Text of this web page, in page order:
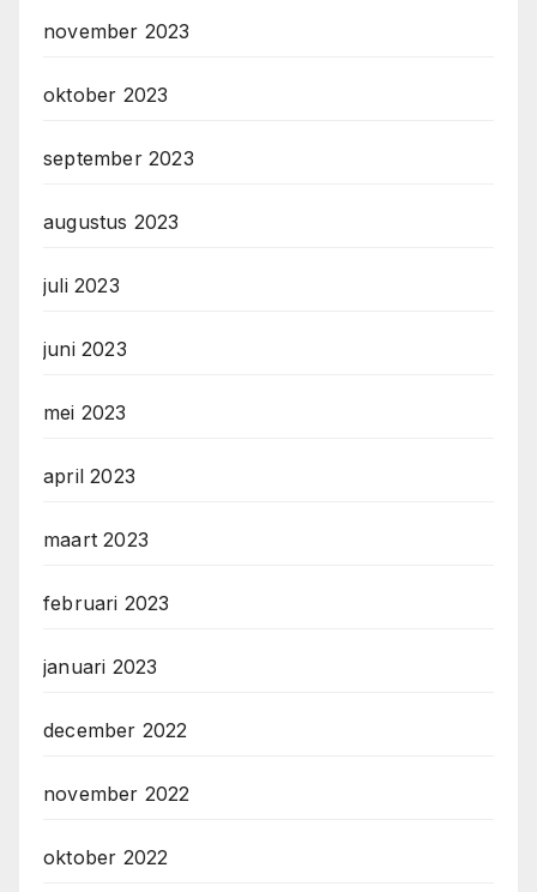
november 2023
oktober 2023
september 2023
augustus 2023
juli 2023
juni 2023
mei 2023
april 2023
maart 2023
februari 2023
januari 2023
december 2022
november 2022
oktober 2022